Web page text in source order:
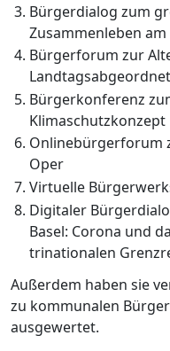
Bürgerdialog zum
Zusammenleben
Bürgerforum zur
Bürgerkonferenz
Klimaschutzkonzept
Onlinebürgerforum
Oper
Virtuelle
Digitaler
Basel: Corona und
trinationalen
Außerdem haben sie
zu kommunalen
ausgewertet.